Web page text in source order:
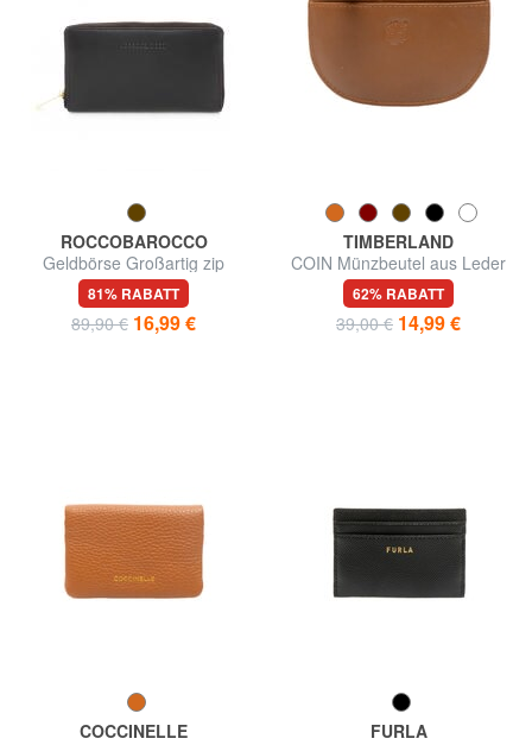
ROCCOBAROCCO
Geldbörse Großartig zip
around in Haut
81% RABATT
89,90 € 16,99 €
TIMBERLAND
COIN Münzbeutel aus Leder
62% RABATT
39,00 € 14,99 €
COCCINELLE
FURLA